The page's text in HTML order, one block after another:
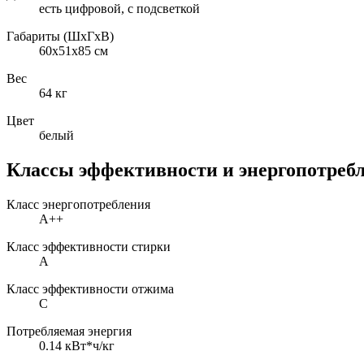
есть цифровой, с подсветкой
Габариты (ШxГxВ)
60x51x85 см
Вес
64 кг
Цвет
белый
Классы эффективности и
Класс энергопотребления
A++
Класс эффективности стирки
A
Класс эффективности отжима
C
Потребляемая энергия
0.14 кВт*ч/кг